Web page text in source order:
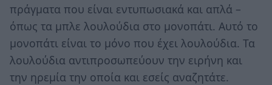
πράγματα που είναι εντυπωσιακά και απλά –
όπως τα μπλε λουλούδια στο μονοπάτι. Αυτό το
μονοπάτι είναι το μόνο που έχει λουλούδια. Τα
λουλούδια αντιπροσωπεύουν την ειρήνη και
την ηρεμία την οποία και εσείς αναζητάτε.